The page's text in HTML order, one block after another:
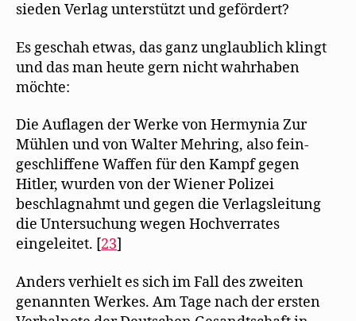
sieden Verlag unterstützt und gefördert?
Es geschah etwas, das ganz unglaublich klingt
und das man heute gern nicht wahrhaben
möchte:
Die Auflagen der Werke von Hermynia Zur
Mühlen und von Walter Mehring, also fein-
geschliffene Waffen für den Kampf gegen
Hitler, wurden von der Wiener Polizei
beschlagnahmt und gegen die Verlagsleitung
die Untersuchung wegen Hochverrates
eingeleitet. [23]
Anders verhielt es sich im Fall des zweiten
genannten Werkes. Am Tage nach der ersten